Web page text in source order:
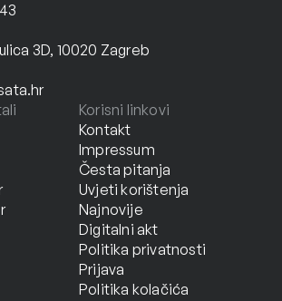
3D, 10020 Zagreb
Korisni linkovi
Kontakt
Impressum
Česta pitanja
Uvjeti korištenja
Najnovije
Digitalni akt
Politika privatnosti
Prijava
Politika kolačića